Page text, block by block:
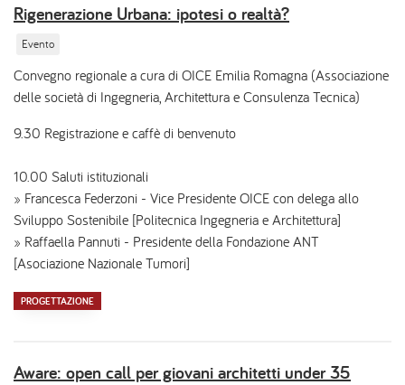
Rigenerazione Urbana: ipotesi o realtà?
Evento
Convegno regionale a cura di OICE Emilia Romagna (Associazione
delle società di Ingegneria, Architettura e Consulenza Tecnica)
9.30 Registrazione e caffè di benvenuto
10.00 Saluti istituzionali
» Francesca Federzoni - Vice Presidente OICE con delega allo
Sviluppo Sostenibile [Politecnica Ingegneria e Architettura]
» Raffaella Pannuti - Presidente della Fondazione ANT
[Asociazione Nazionale Tumori]
PROGETTAZIONE
Aware: open call per giovani architetti under 35